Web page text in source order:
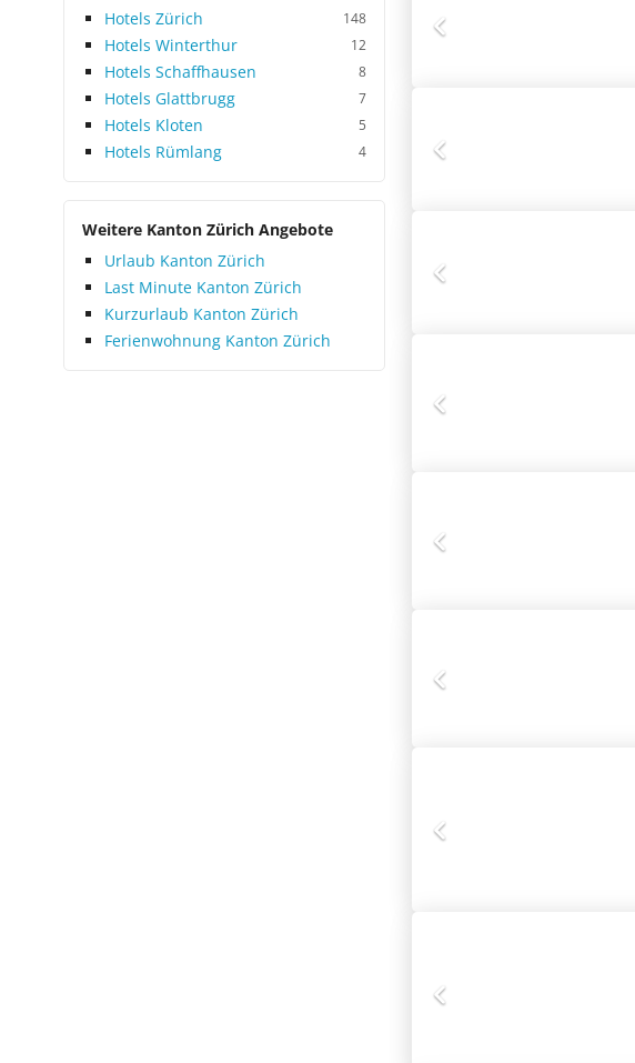
Hotels Zürich 148
Hotels Winterthur 12
Hotels Schaffhausen 8
Hotels Glattbrugg 7
Hotels Kloten 5
Hotels Rümlang 4
Weitere Kanton Zürich Angebote
Urlaub Kanton Zürich
Last Minute Kanton Zürich
Kurzurlaub Kanton Zürich
Ferienwohnung Kanton Zürich